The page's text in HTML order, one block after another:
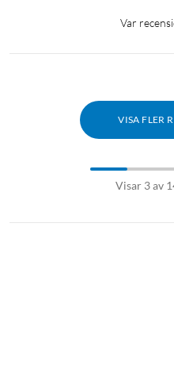
Skyddsklass: IPX7
Mått: 85x45x134 mm
Högtalare med karbinhake
Bruksanvisning
Var
VISA FLER
Visar 3 av